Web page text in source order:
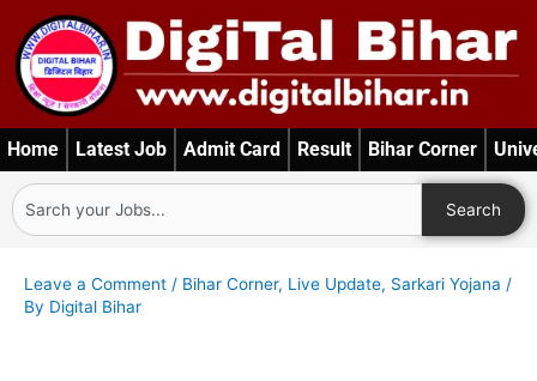
content
Home Latest Job Admit Card Result Bihar Corner
Search
Search
Leave a Comment / Bihar Corner, Live Update, Sarkari Yojana /
By Digital Bihar